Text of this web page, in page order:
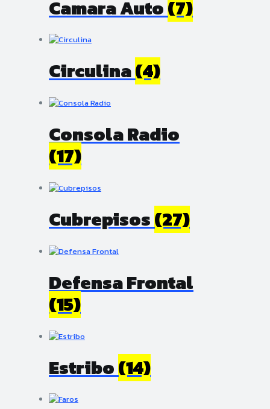
Camara Auto(7)
Circulina(4)
Consola Radio
(17)
Cubrepisos(27)
Defensa Frontal
(15)
Estribo(14)